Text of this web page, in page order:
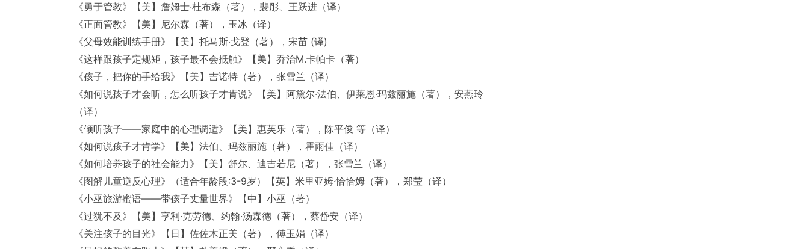
《勇于管教》【美】詹姆士·杜布森（著），裴彤、王跃进（译）
《正面管教》【美】尼尔森（著），玉冰（译）
《父母效能训练手册》【美】托马斯·戈登（著），宋苗 (译)
《这样跟孩子定规矩，孩子最不会抵触》【美】乔治M.卡帕卡（著）
《孩子，把你的手给我》【美】吉诺特（著），张雪兰（译）
《如何说孩子才会听，怎么听孩子才肯说》【美】阿黛尔·法伯、伊莱恩·玛兹丽施（著），安燕玲
（译）
《倾听孩子——家庭中的心理调适》【美】惠芙乐（著），陈平俊 等（译）
《如何说孩子才肯学》【美】法伯、玛兹丽施（著），霍雨佳（译）
《如何培养孩子的社会能力》【美】舒尔、迪吉若尼（著），张雪兰（译）
《图解儿童逆反心理》（适合年龄段:3-9岁）【英】米里亚姆·恰恰姆（著），郑莹（译）
《小巫旅游蜜语——带孩子丈量世界》【中】小巫（著）
《过犹不及》【美】亨利·克劳德、约翰·汤森德（著），蔡岱安（译）
《关注孩子的目光》【日】佐佐木正美（著），傅玉娟（译）